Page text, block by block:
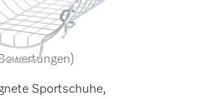
Sportschuhe,